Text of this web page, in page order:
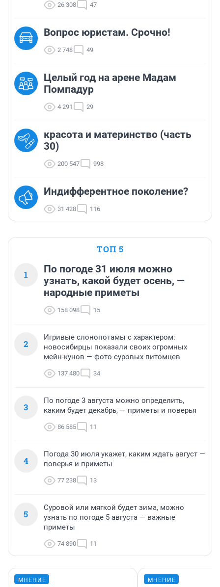
26 308 47
Вопрос юристам. Срочно!
2 748 49
Целый год на арене Мадам
Помпадур
4 291 29
красота и материнство (часть
30)
200 547 998
Индифферентное поколение?
31 428 116
ТОП 5
1
По погоде 31 июля можно
узнать, какой будет осень, —
народные приметы
158 098 15
2
Игривые слонопотамы с характером:
новосибирцы показали своих огромных
мейн-кунов — фото суровых питомцев
137 480 34
3
По погоде 3 августа можно определить,
каким будет декабрь, — приметы и поверья
86 585 11
4
Погода 30 июля укажет, каким ждать август —
поверья и приметы
77 238 13
5
Суровой или мягкой будет зима, можно
узнать по погоде 5 августа — важные
приметы
74 890 11
МНЕНИЕ МНЕНИЕ